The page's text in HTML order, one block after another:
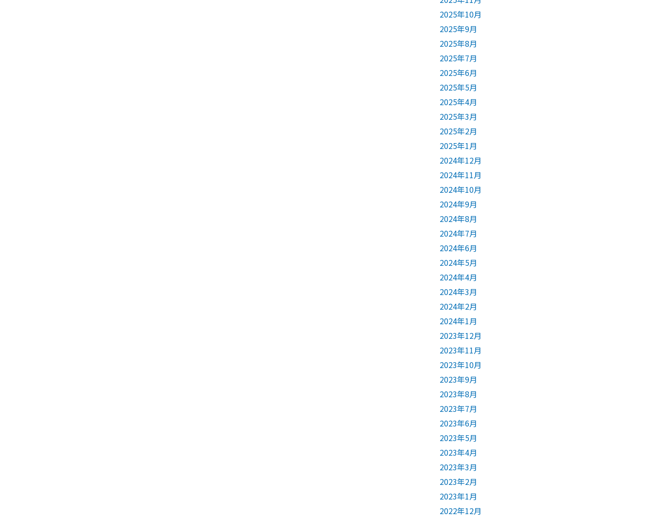
2025年10月
2025年9月
2025年8月
2025年7月
2025年6月
2025年5月
2025年4月
2025年3月
2025年2月
2025年1月
2024年12月
2024年11月
2024年10月
2024年9月
2024年8月
2024年7月
2024年6月
2024年5月
2024年4月
2024年3月
2024年2月
2024年1月
2023年12月
2023年11月
2023年10月
2023年9月
2023年8月
2023年7月
2023年6月
2023年5月
2023年4月
2023年3月
2023年2月
2023年1月
2022年12月